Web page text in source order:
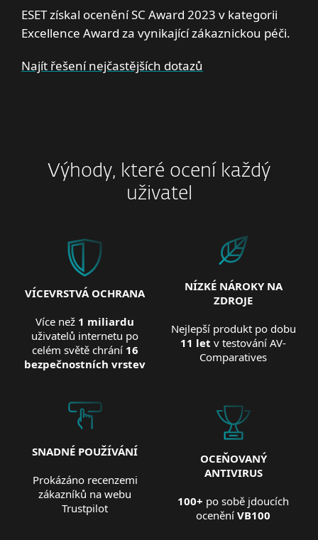
ESET získal ocenění SC Award 2023 v kategorii
Excellence Award za vynikající zákaznickou péči.
Najít řešení nejčastějších dotazů
Výhody, které ocení každý
uživatel
VÍCEVRSTVÁ OCHRANA
Více než 1 miliardu
uživatelů internetu po
celém světě chrání 16
bezpečnostních vrstev
NÍZKÉ NÁROKY NA
ZDROJE
Nejlepší produkt po dobu
11 let v testování AV-
Comparatives
SNADNÉ POUŽÍVÁNÍ
Prokázáno recenzemi
zákazníků na webu
Trustpilot
OCEŇOVANÝ
ANTIVIRUS
100+ po sobě jdoucích
ocenění VB100